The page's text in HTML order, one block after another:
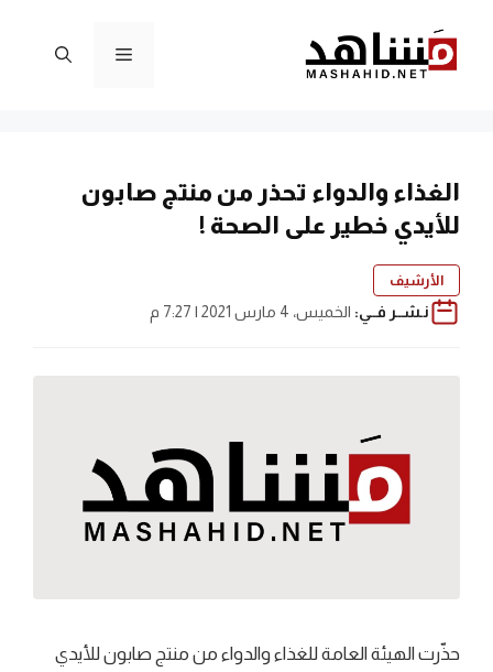
المحتوى
القائمة
الغذاء والدواء تحذر من منتج صابون
للأيدي خطير على الصحة !
الأرشيف
نـشــر فــي: الخميس، 4 مارس 2021 | 7:27 م
حذّرت الهيئة العامة للغذاء والدواء من منتج صابون للأيدي